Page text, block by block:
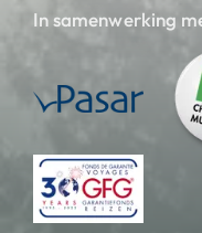
In samenwerking